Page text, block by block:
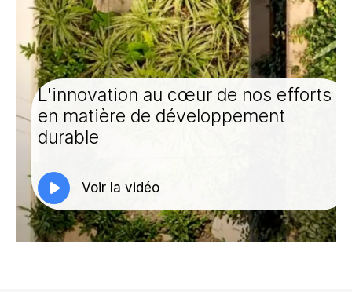
L'innovation au cœur de nos efforts
en matière de développement
durable
Voir la vidéo